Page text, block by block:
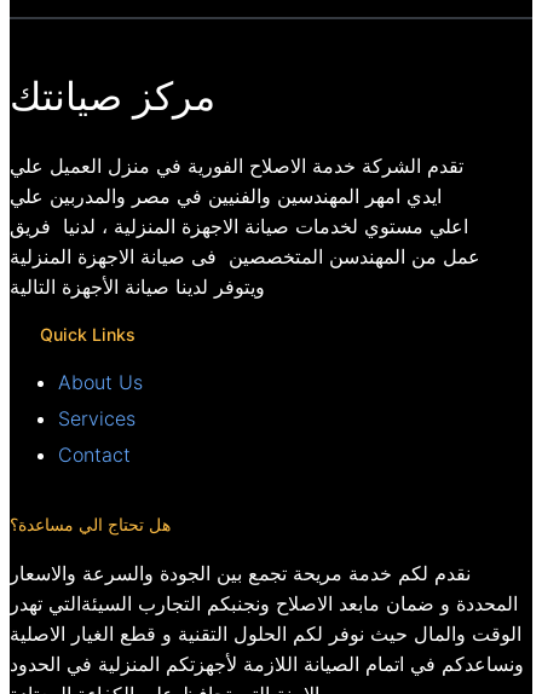
مركز صيانتك
تقدم الشركة خدمة الاصلاح الفورية في منزل العميل علي
ايدي امهر المهندسين والفنيين في مصر والمدربين علي
اعلي مستوي لخدمات صيانة الاجهزة المنزلية ، لدنيا فريق
عمل من المهندسن المتخصصين فى صيانة الاجهزة المنزلية
ويتوفر لدينا صيانة الأجهزة التالية
Quick Links
About Us
Services
Contact
هل تحتاج الي مساعدة؟
نقدم لكم خدمة مريحة تجمع بين الجودة والسرعة والاسعار
المحددة و ضمان مابعد الاصلاح ونجنبكم التجارب السيئةالتي تهدر
الوقت والمال حيث نوفر لكم الحلول التقنية و قطع الغيار الاصلية
ونساعدكم في اتمام الصيانة اللازمة لأجهزتكم المنزلية في الحدود